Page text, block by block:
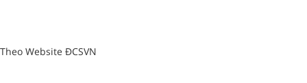
Theo Website ĐCSVN